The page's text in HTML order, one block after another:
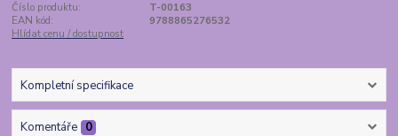
Číslo produktu:
T-00163
EAN kód:
9788865276532
Hlídat cenu / dostupnost
Kompletní specifikace
Komentáře 0